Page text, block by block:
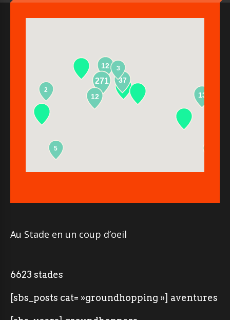
12
271
13
37
2
5
12
3
Au Stade en un coup d’oeil
6623 stades
[sbs_posts cat= »groundhopping »] aventures